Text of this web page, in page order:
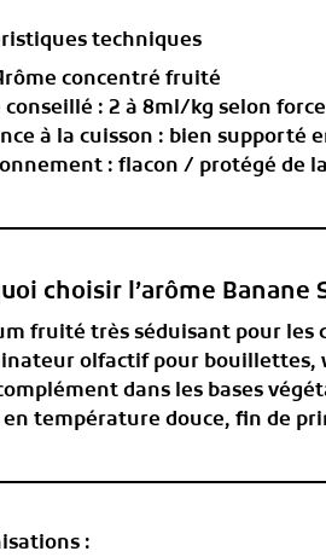
techniques
concentré fruité
conseillé : 2 à 8ml/kg selon
à la cuisson : bien supporté
: flacon / protégé de
choisir l’arôme Banane
fruité très séduisant pour les
olfactif pour bouillettes,
dans les bases
en température douce, fin de
: